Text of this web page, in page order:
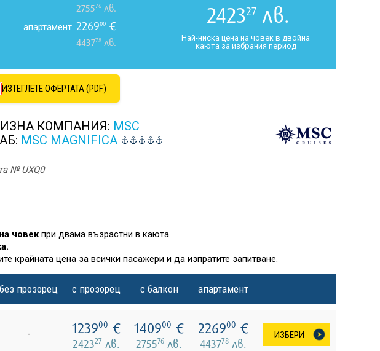
275576 лв.
апартамент 226900 €
443778 лв.
242327 лв.
Най-ниска цена на човек в двойна
каюта за избрания период
ИЗТЕГЛЕТЕ ОФЕРТАТА (PDF)
КОМПАНИЯ: MSC
MSC MAGNIFICA
№ UXQ0
на човекпри двама възрастни в каюта.
цена за всички пасажери и да изпратите запитване.
без прозорец с прозорец с балкон апартамент
- 123900 €
242327 лв.
140900 €
275576 лв.
226900 €
443778 лв.
ИЗБЕРИ